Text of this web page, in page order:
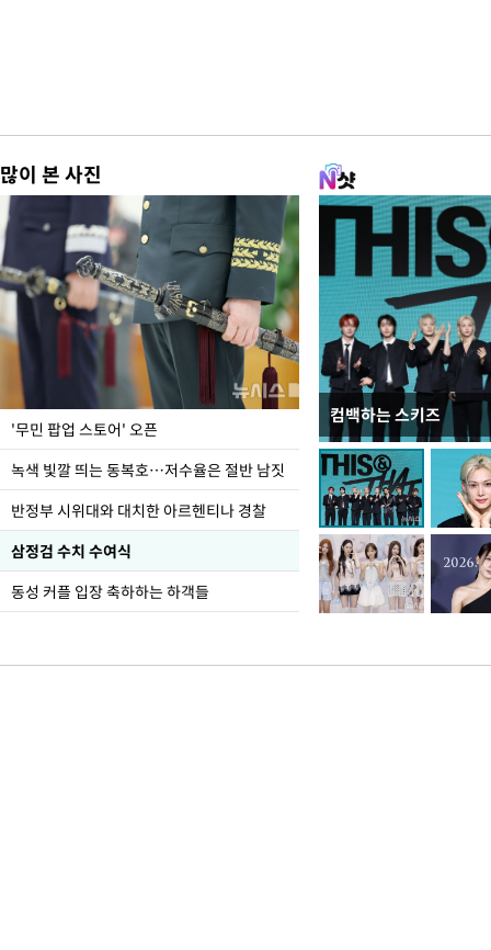
많이 본 사진
'무민 팝업 스토어' 오픈
녹색 빛깔 띄는 동복호…저수율은 절반 남짓
반정부 시위대와 대치한 아르헨티나 경찰
삼정검 수치 수여식
동성 커플 입장 축하하는 하객들
컴백하는 스키즈
지석천 뒤덮은 개구리